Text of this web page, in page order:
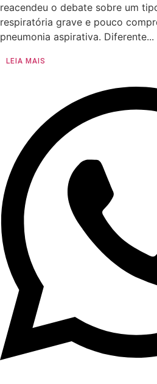
reacendeu o debate sobre um
respiratória grave e pouco
pneumonia aspirativa. Diferente...
LEIA MAIS